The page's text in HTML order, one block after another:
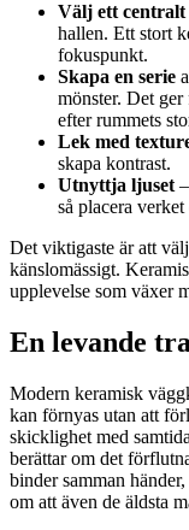
Välj ett
hallen. Ett stort
fokuspunkt.
Skapa en serie
mönster. Det
efter rummets
Lek med
skapa kontrast.
Utnyttja ljuset
så placera
Det viktigaste är att
känslomässigt.
upplevelse som växer
En levande
Modern keramisk
kan förnyas utan att
skicklighet med
berättar om det
binder samman
om att även de äldsta